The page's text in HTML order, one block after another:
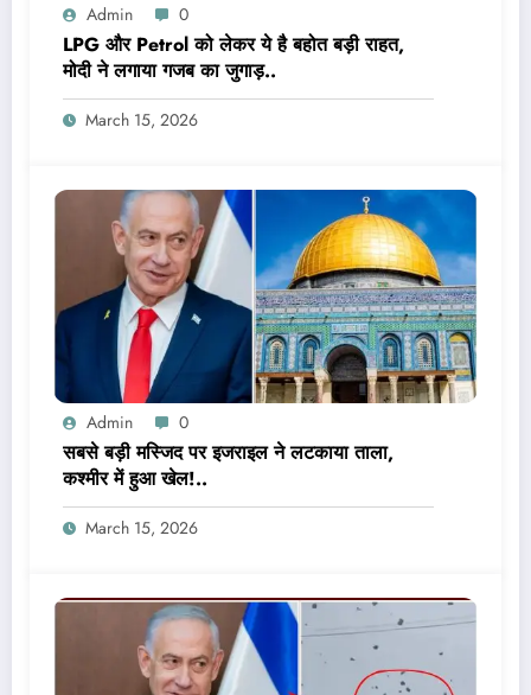
Admin 0
LPG और Petrol को लेकर ये है बहोत बड़ी राहत,
मोदी ने लगाया गजब का जुगाड़..
March 15, 2026
Admin 0
सबसे बड़ी मस्जिद पर इजराइल ने लटकाया ताला,
कश्मीर में हुआ खेल!..
March 15, 2026